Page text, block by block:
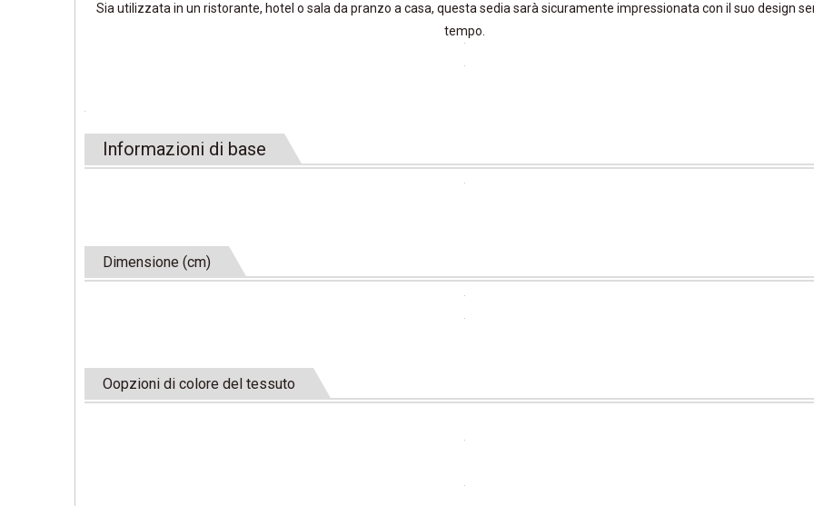
Sia utilizzata in un ristorante, hotel o sala da pranzo a casa, questa sedia sarà sicuramente impressionata con il suo design
tempo.
Informazioni di base
Dimensione (cm)
Oopzioni di colore del tessuto